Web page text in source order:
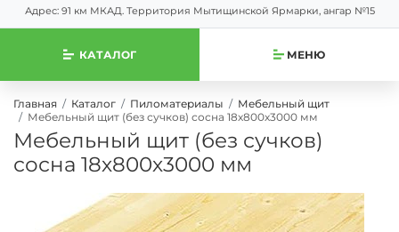
Адрес: 91 км МКАД. Территория Мытищинской Ярмарки, ангар №15
КАТАЛОГ МЕНЮ
Главная Каталог Пиломатериалы
Мебельный щит
Мебельный щит (без сучков) сосна 18х800х3000 мм
Мебельный щит (без сучков)
сосна 18х800х3000 мм